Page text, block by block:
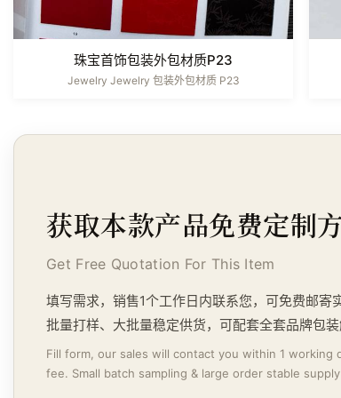
珠宝首饰包装外包材质P23
Jewelry Jewelry 包装外包材质 P23
获取本款产品免费定制
Get Free Quotation For This Item
填写需求，销售1个工作日内联系您，可免费邮
批量打样、大批量稳定供货，可配套全套品牌包装
Fill form, our sales will contact you within 1 working
fee. Small batch sampling & large order stable supply